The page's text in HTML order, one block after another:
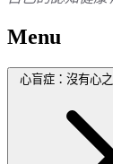
Menu
心盲症：沒有心